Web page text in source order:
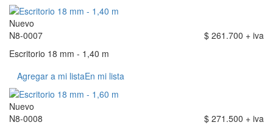
Nuevo
N8-0007
$ 261.700 + iva
Escritorio 18 mm - 1,40 m
Agregar a mi listaEn mi lista
Nuevo
N8-0008
$ 271.500 + iva